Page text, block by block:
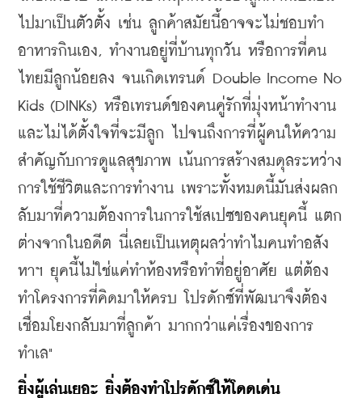
ไปมาเป็นตัวตั้ง เช่น ลูกค้าสมัยนี้อาจจะไม่ชอบทำ
อาหารกินเอง, ทำงานอยู่ที่บ้านทุกวัน หรือการที่คน
ไทยมีลูกน้อยลง จนเกิดเทรนด์ Double Income No
Kids (DINKs) หรือเทรนด์ของคนคู่รักที่มุ่งหน้าทำงาน
และไม่ได้ตั้งใจที่จะมีลูก ไปจนถึงการที่ผู้คนให้ความ
สำคัญกับการดูแลสุขภาพ เน้นการสร้างสมดุลระหว่าง
การใช้ชีวิตและการทำงาน เพราะทั้งหมดนี้มันส่งผลก
ลับมาที่ความต้องการในการใช้สเปซของคนยุคนี้ แตก
ต่างจากในอดีต นี่เลยเป็นเหตุผลว่าทำไมคนทำอสัง
หาฯ ยุคนี้ไม่ใช่แค่ทำห้องหรือทำที่อยู่อาศัย แต่ต้อง
ทำโครงการที่คิดมาให้ครบ โปรดักซ์ที่พัฒนาจึงต้อง
เชื่อมโยงกลับมาที่ลูกค้า มากกว่าแค่เรื่องของการ
ทำเล"
​ยิ่งผู้เล่นเยอะ ยิ่งต้องทำโปรดักซ์ให้โดดเด่น